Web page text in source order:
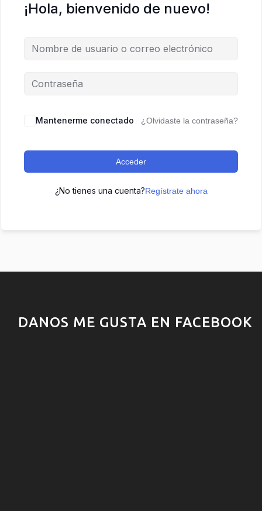
¡Hola, bienvenido de nuevo!
Mantenerme conectado ¿Olvidaste la contraseña?
Acceder
¿No tienes una cuenta?Regístrate ahora
DANOS ME GUSTA EN FACEBOOK